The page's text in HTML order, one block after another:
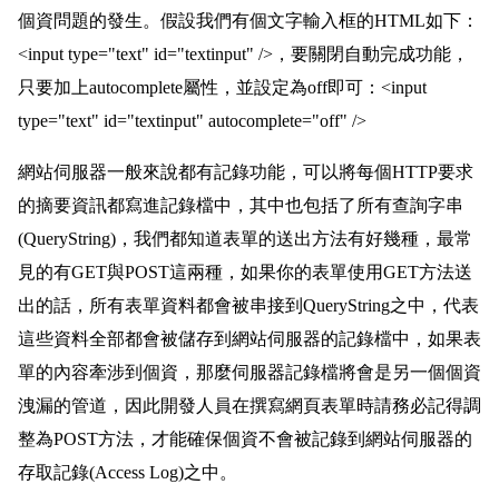
個資問題的發生。假設我們有個文字輸入框的HTML如下：
<input type="text" id="textinput" />，要關閉自動完成功能，
只要加上autocomplete屬性，並設定為off即可：<input
type="text" id="textinput" autocomplete="off" />
網站伺服器一般來說都有記錄功能，可以將每個HTTP要求
的摘要資訊都寫進記錄檔中，其中也包括了所有查詢字串
(QueryString)，我們都知道表單的送出方法有好幾種，最常
見的有GET與POST這兩種，如果你的表單使用GET方法送
出的話，所有表單資料都會被串接到QueryString之中，代表
這些資料全部都會被儲存到網站伺服器的記錄檔中，如果表
單的內容牽涉到個資，那麼伺服器記錄檔將會是另一個個資
洩漏的管道，因此開發人員在撰寫網頁表單時請務必記得調
整為POST方法，才能確保個資不會被記錄到網站伺服器的
存取記錄(Access Log)之中。